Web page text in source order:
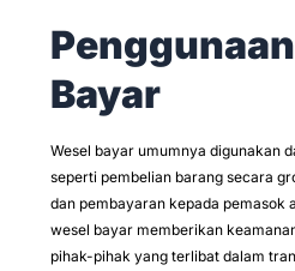
Bayar
Wesel bayar umumnya digunakan
seperti pembelian barang secara
dan pembayaran kepada pemasok
wesel bayar memberikan
pihak-pihak yang terlibat dalam